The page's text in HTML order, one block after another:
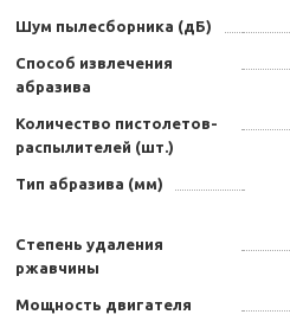
Шум пылесборника (дБ)
Способ извлечения
абразива
Количество пистолетов-
распылителей (шт.)
Тип абразива (мм)
Степень удаления
ржавчины
Мощность двигателя